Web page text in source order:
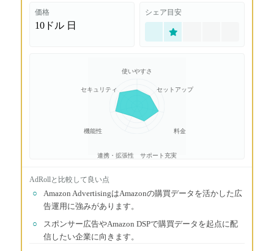
価格
10ドル 日
シェア目安
使いやすさ
セットアップ
料金
サポート充実
連携・拡張性
機能性
セキュリティ
AdRollと比較して良い点
○
Amazon AdvertisingはAmazonの購買データを活かした広
告運用に強みがあります。
○
スポンサー広告やAmazon DSPで購買データを起点に配
信したい企業に向きます。